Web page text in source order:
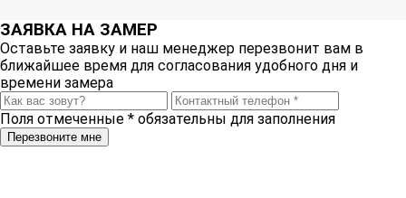
ЗАЯВКА НА ЗАМЕР
Оставьте заявку и наш менеджер перезвонит вам в
ближайшее время для согласования удобного дня и
времени замера
Поля отмеченные * обязательны для заполнения